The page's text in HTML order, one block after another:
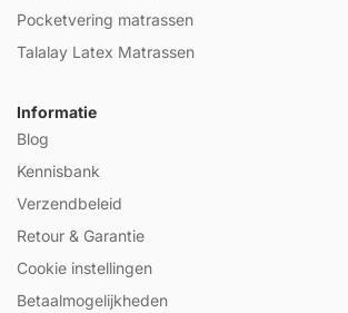
Pocketvering matrassen
Talalay Latex Matrassen
Informatie
Blog
Kennisbank
Verzendbeleid
Retour & Garantie
Cookie instellingen
Betaalmogelijkheden